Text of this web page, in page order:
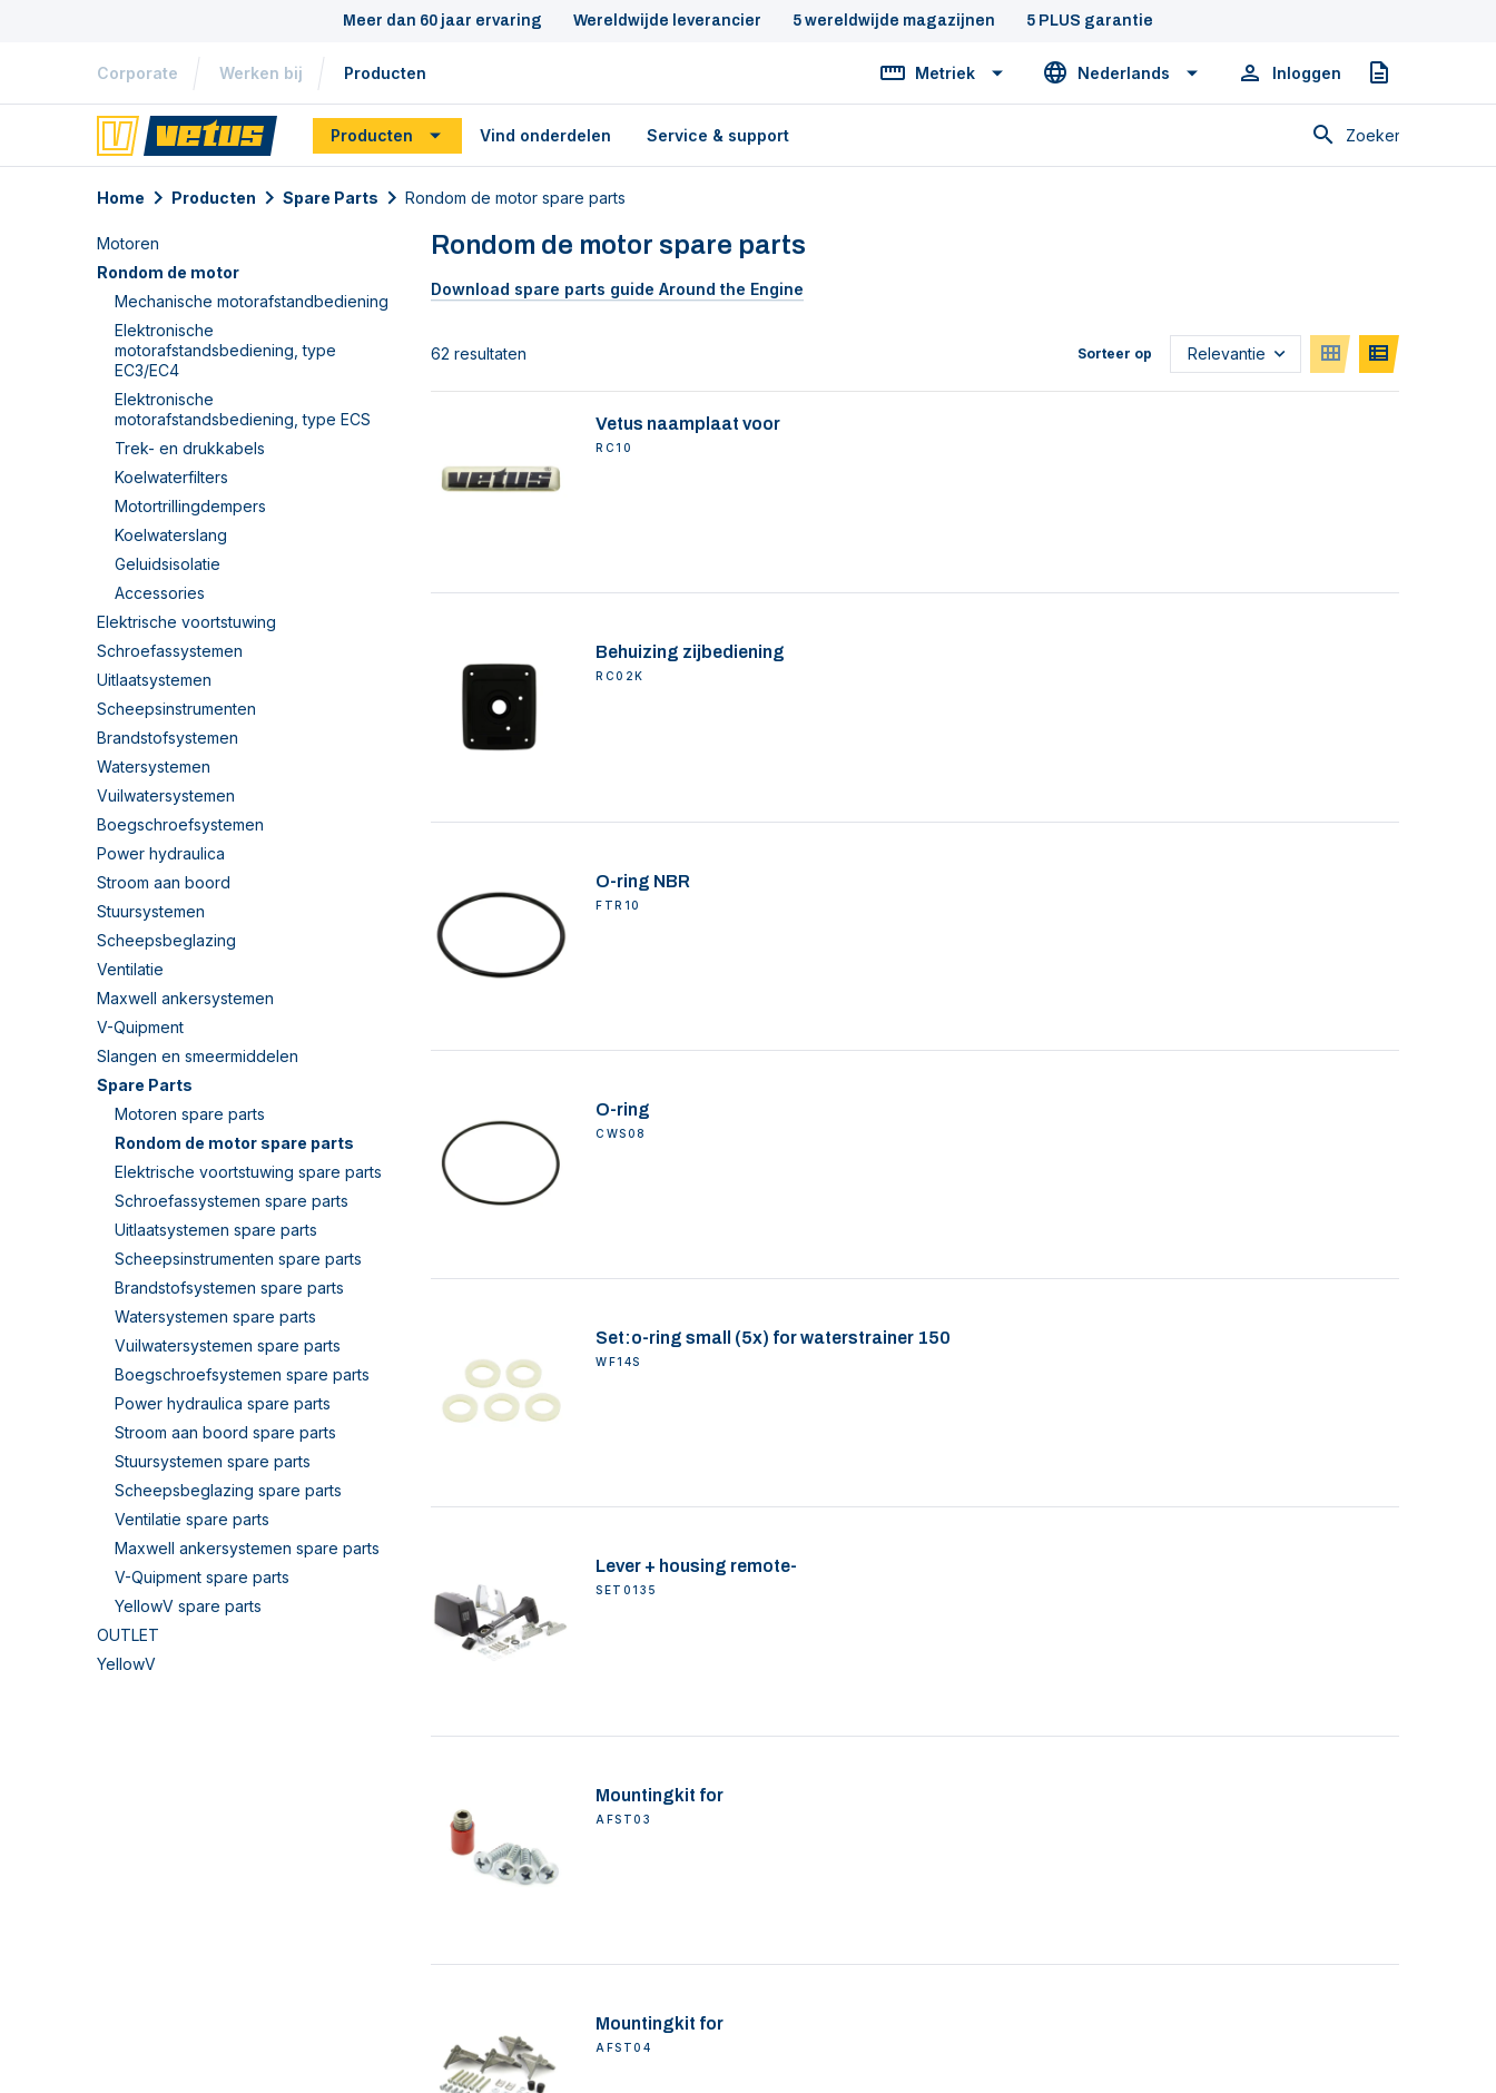
Meer dan 60 jaar ervaring Wereldwijde leverancier 5 wereldwijde magazijnen 5 PLUS garantie
Corporate Werken bij Producten Metriek Nederlands Inloggen Offerte
Producten Vind onderdelen Service & support Zoeken
Home Producten Spare Parts Rondom de motor spare parts
Motoren
Rondom de motor
Mechanische motorafstandbediening
Elektronische
motorafstandsbediening, type
EC3/EC4
Elektronische
motorafstandsbediening, type ECS
Trek- en drukkabels
Koelwaterfilters
Motortrillingdempers
Koelwaterslang
Geluidsisolatie
Accessories
Elektrische voortstuwing
Schroefassystemen
Uitlaatsystemen
Scheepsinstrumenten
Brandstofsystemen
Watersystemen
Vuilwatersystemen
Boegschroefsystemen
Power hydraulica
Stroom aan boord
Stuursystemen
Scheepsbeglazing
Ventilatie
Maxwell ankersystemen
V-Quipment
Slangen en smeermiddelen
Spare Parts
Motoren spare parts
Rondom de motor spare parts
Elektrische voortstuwing spare parts
Schroefassystemen spare parts
Uitlaatsystemen spare parts
Scheepsinstrumenten spare parts
Brandstofsystemen spare parts
Watersystemen spare parts
Vuilwatersystemen spare parts
Boegschroefsystemen spare parts
Power hydraulica spare parts
Stroom aan boord spare parts
Stuursystemen spare parts
Scheepsbeglazing spare parts
Ventilatie spare parts
Maxwell ankersystemen spare parts
V-Quipment spare parts
YellowV spare parts
OUTLET
YellowV
Rondom de motor spare parts
Download spare parts guide Around the Engine
62 resultaten Sorteer op
Vetus naamplaat voor
RC10
Behuizing zijbediening
RC02K
O-ring NBR
FTR10
O-ring
CWS08
Set:o-ring small (5x) for waterstrainer 150
WF14S
Lever + housing remote-
SET0135
Mountingkit for
AFST03
Mountingkit for
AFST04